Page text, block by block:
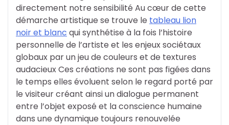
directement notre sensibilité Au cœur de cette
démarche artistique se trouve le tableau lion
noir et blanc qui synthétise à la fois l’histoire
personnelle de l’artiste et les enjeux sociétaux
globaux par un jeu de couleurs et de textures
audacieux Ces créations ne sont pas figées dans
le temps elles évoluent selon le regard porté par
le visiteur créant ainsi un dialogue permanent
entre l’objet exposé et la conscience humaine
dans une dynamique toujours renouvelée